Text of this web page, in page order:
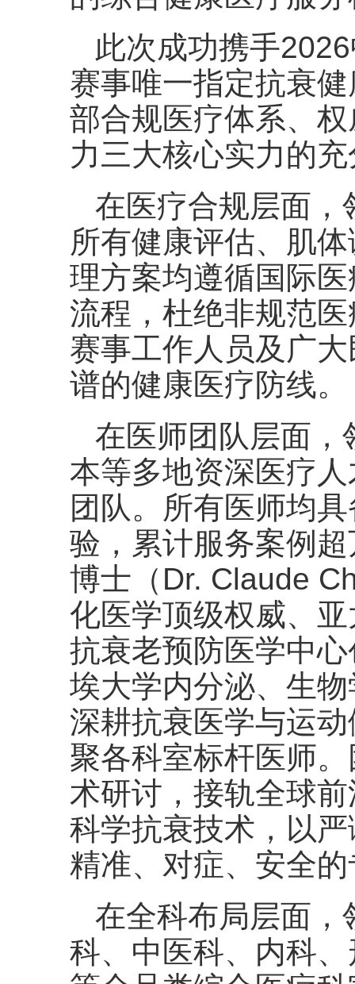
此次成功携手
赛事唯一指定抗衰
部合规医疗体系、
力三大核心实力的
在医疗合规层面，
所有健康评估、肌
理方案均遵循国际
流程，杜绝非规范
赛事工作人员及广
谱的健康医疗防线。
在医师团队层面，
本等多地资深医疗
团队。所有医师均
验，累计服务案例
博士（Dr. Claude
化医学顶级权威、
抗衰老预防医学中
埃大学内分泌、生
深耕抗衰医学与运
聚各科室标杆医师
术研讨，接轨全球
科学抗衰技术，以
精准、对症、安全
在全科布局层面，
科、中医科、内科